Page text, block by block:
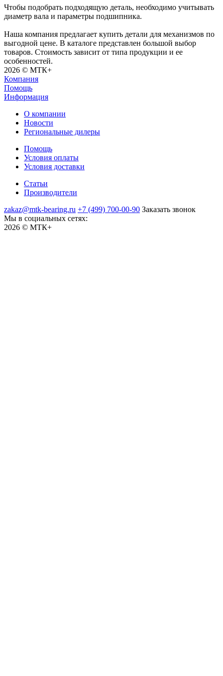
Чтобы подобрать подходящую деталь, необходимо учитывать
диаметр вала и параметры подшипника.
Наша компания предлагает купить детали для механизмов по
выгодной цене. В каталоге представлен большой выбор
товаров. Стоимость зависит от типа продукции и ее
особенностей.
2026 © МТК+
Компания
Помощь
Информация
О компании
Новости
Региональные дилеры
Помощь
Условия оплаты
Условия доставки
Статьи
Производители
zakaz@mtk-bearing.ru +7 (499) 700-00-90 Заказать звонок
Мы в социальных сетях:
2026 © МТК+